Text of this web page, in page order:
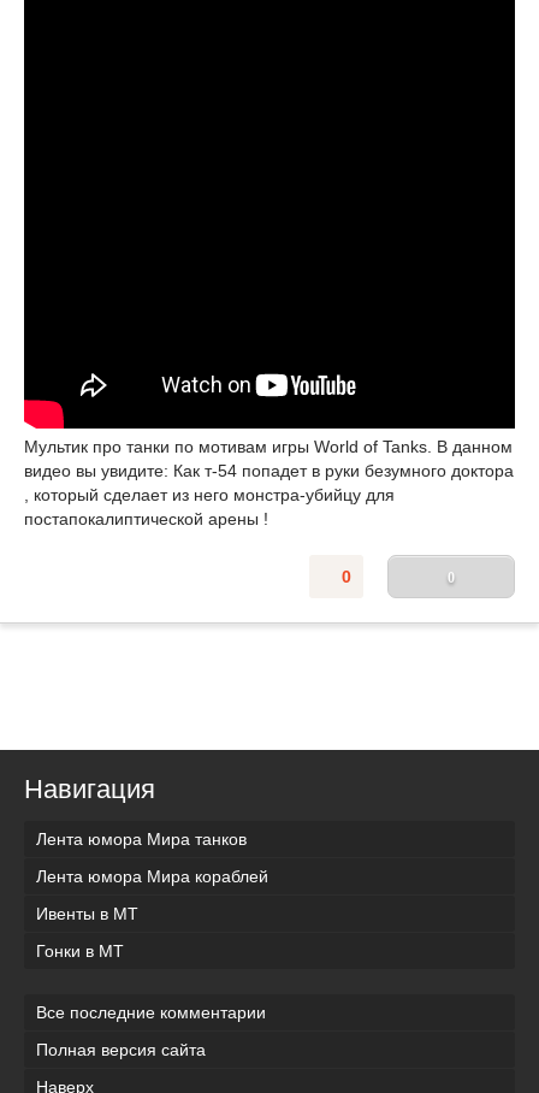
Мультик про танки по мотивам игры World of Tanks. В данном
видео вы увидите: Как т-54 попадет в руки безумного доктора
, который сделает из него монстра-убийцу для
постапокалиптической арены !
0
0
Навигация
Лента юмора Мира танков
Лента юмора Мира кораблей
Ивенты в МТ
Гонки в МТ
Все последние комментарии
Полная версия сайта
Наверх